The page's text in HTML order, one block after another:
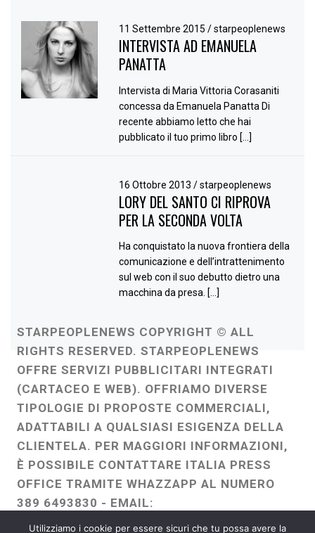
11 Settembre 2015/ starpeoplenews
INTERVISTA AD EMANUELA
PANATTA
Intervista di Maria Vittoria Corasaniti
concessa da Emanuela Panatta Di
recente abbiamo letto che hai
pubblicato il tuo primo libro […]
16 Ottobre 2013/ starpeoplenews
LORY DEL SANTO CI RIPROVA
PER LA SECONDA VOLTA
Ha conquistato la nuova frontiera della
comunicazione e dell’intrattenimento
sul web con il suo debutto dietro una
macchina da presa. […]
STARPEOPLENEWS COPYRIGHT © ALL
RIGHTS RESERVED. STARPEOPLENEWS
OFFRE SERVIZI PUBBLICITARI INTEGRATI
(CARTACEO E WEB). OFFRIAMO DIVERSE
TIPOLOGIE DI PROPOSTE COMMERCIALI,
ADATTABILI A QUALSIASI ESIGENZA DELLA
CLIENTELA. PER MAGGIORI INFORMAZIONI,
È POSSIBILE CONTATTARE ITALIA PRESS
OFFICE TRAMITE WHAZZAPP AL NUMERO
389 6493830 - EMAIL:
ITALIAPRESSOFFICE@GMAIL.COM
Utilizziamo i cookie per essere sicuri che tu possa avere la